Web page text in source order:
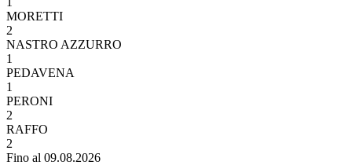
MORETTI
2
NASTRO AZZURRO
1
PEDAVENA
1
PERONI
2
RAFFO
2
Fino al 09.08.2026